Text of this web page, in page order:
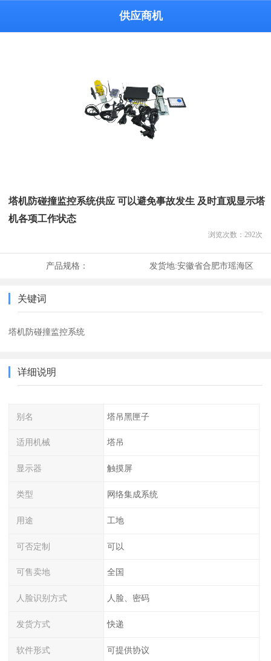
供应商机
塔机防碰撞监控系统供应 可以避免事故发生 及时直观显示塔
机各项工作状态
浏览次数： 292次
产品规格： 发货地:安徽省合肥市瑶海区
关键词
塔机防碰撞监控系统
详细说明
别名 塔吊黑匣子
适用机械 塔吊
显示器 触摸屏
类型 网络集成系统
用途 工地
可否定制 可以
可售卖地 全国
人脸识别方式 人脸、密码
发货方式 快递
软件形式 可提供协议